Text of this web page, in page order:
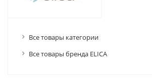
Все товары категории
Все товары бренда ELICA